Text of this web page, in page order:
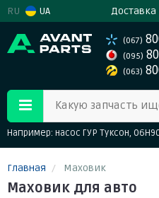
RU UA Доставка
(067)
(095)
(063)
Какую запчасть
Например: насос ГУР Туксон,
Главная Маховик
Маховик для авто